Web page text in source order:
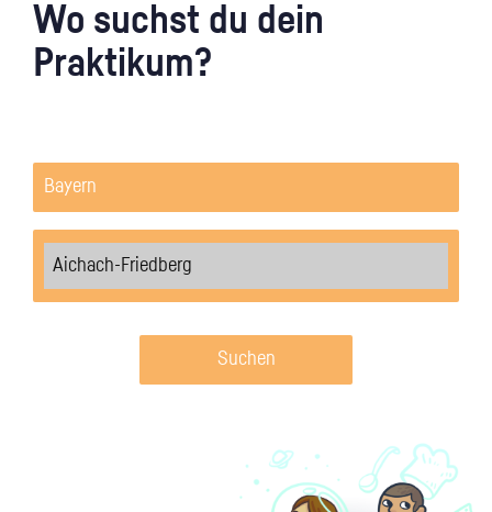
Wo suchst du dein
Praktikum?
Suchen